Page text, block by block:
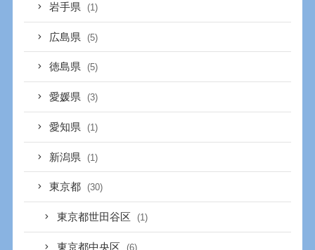
岩手県 (1)
広島県 (5)
徳島県 (5)
愛媛県 (3)
愛知県 (1)
新潟県 (1)
東京都 (30)
東京都世田谷区 (1)
東京都中央区 (6)